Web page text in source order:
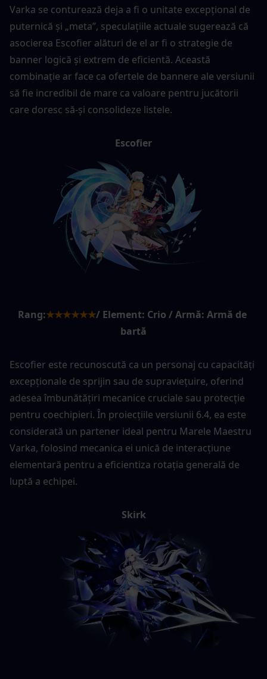
Varka se conturează deja a fi o unitate excepțional de
puternică și „meta”, speculațiile actuale sugerează că
asocierea Escofier alături de el ar fi o strategie de
banner logică și extrem de eficientă. Această
combinație ar face ca ofertele de bannere ale versiunii
să fie incredibil de mare ca valoare pentru jucătorii
care doresc să-și consolideze listele.
Escofier
Rang:★★★★★★/ Element: Crio / Armă: Armă de
bartă
Escofier este recunoscută ca un personaj cu capacități
excepționale de sprijin sau de supraviețuire, oferind
adesea îmbunătățiri mecanice cruciale sau protecție
pentru coechipieri. În proiecțiile versiunii 6.4, ea este
considerată un partener ideal pentru Marele Maestru
Varka, folosind mecanica ei unică de interacțiune
elementară pentru a eficientiza rotația generală de
luptă a echipei.
Skirk